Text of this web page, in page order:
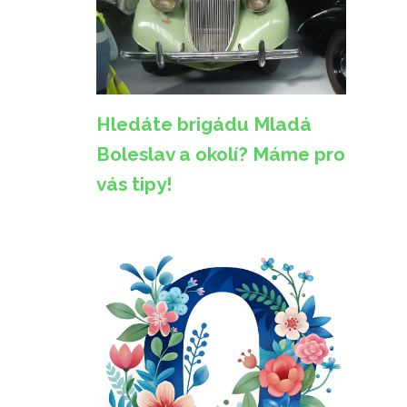
Hledáte brigádu Mladá
Boleslav a okolí? Máme pro
vás tipy!